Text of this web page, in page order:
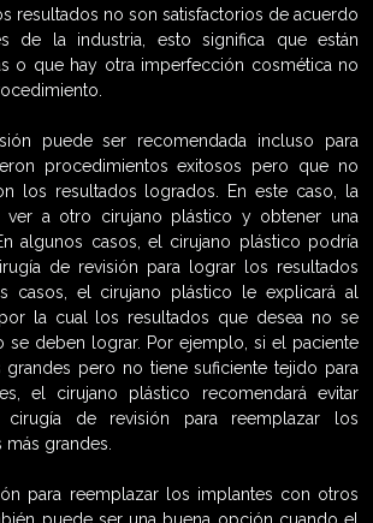
resultados no son satisfactorios de acuerdo
de la industria, esto significa que están
o que hay otra imperfección cosmética no
puede ser recomendada incluso para
procedimientos exitosos pero que no
los resultados logrados. En este caso, la
ver a otro cirujano plástico y obtener una
algunos casos, el cirujano plástico podría
de revisión para lograr los resultados
casos, el cirujano plástico le explicará al
la cual los resultados que desea no se
se deben lograr. Por ejemplo, si el paciente
grandes pero no tiene suficiente tejido para
el cirujano plástico recomendará evitar
de revisión para reemplazar los
grandes.
para reemplazar los implantes con otros
puede ser una buena opción cuando el